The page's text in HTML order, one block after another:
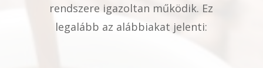
rendszere igazoltan működik. Ez
legalább az alábbiakat jelenti: